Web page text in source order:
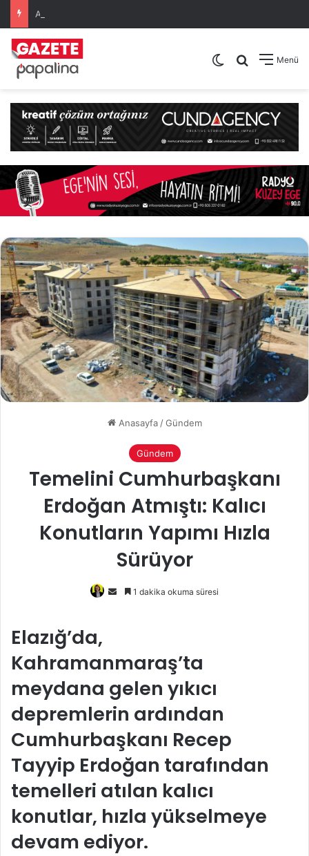
Menü
Arama yap
Dış görünümü
Anasayfa / Gündem
Gündem
Temelini Cumhurbaşkanı
Erdoğan Atmıştı: Kalıcı
Konutların Yapımı Hızla
Sürüyor
Bir
1 dakika okuma süresi
Elazığ’da,
Kahramanmaraş’ta
meydana gelen yıkıcı
depremlerin ardından
Cumhurbaşkanı Recep
Tayyip Erdoğan tarafından
temelleri atılan kalıcı
konutlar, hızla yükselmeye
devam ediyor.